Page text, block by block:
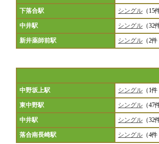
下落合駅 シングル （15
中井駅 シングル （32
新井薬師前駅 シングル （2
中野坂上駅 シングル （1
東中野駅 シングル （47
中井駅 シングル （32
落合南長崎駅 シングル （4